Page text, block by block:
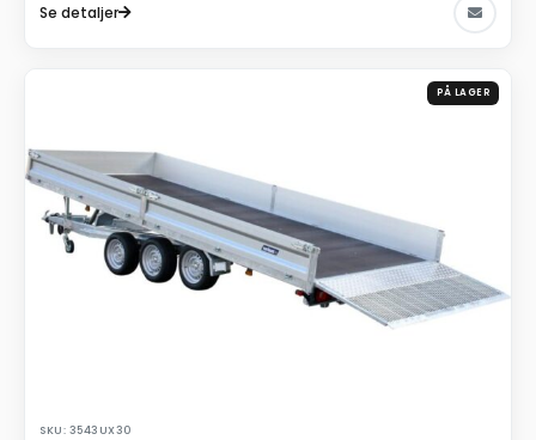
Se detaljer
PÅ LAGER
SKU: 3543UX30